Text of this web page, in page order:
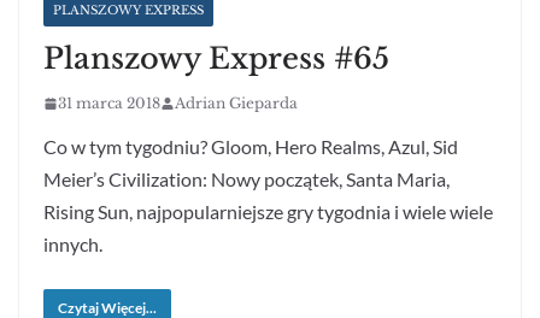
PLANSZOWY EXPRESS
Planszowy Express #65
31 marca 2018 Adrian Gieparda
Co w tym tygodniu? Gloom, Hero Realms, Azul, Sid
Meier’s Civilization: Nowy początek, Santa Maria,
Rising Sun, najpopularniejsze gry tygodnia i wiele wiele
innych.
Czytaj Więcej...